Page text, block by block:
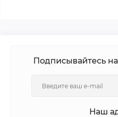
Подписывайтесь
Наш